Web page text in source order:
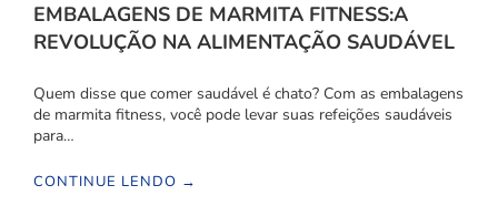
EMBALAGENS DE MARMITA FITNESS:A
REVOLUÇÃO NA ALIMENTAÇÃO SAUDÁVEL
Quem disse que comer saudável é chato? Com as embalagens
de marmita fitness, você pode levar suas refeições saudáveis
para…
CONTINUE LENDO →